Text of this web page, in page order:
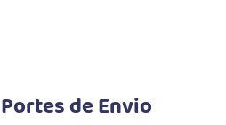
Portes de Envio